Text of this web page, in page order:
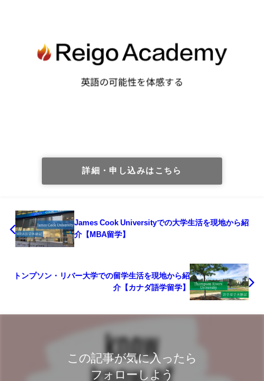
詳細・申し込みはこちら
James Cook Universityでの大学生活を現地から紹
介【MBA留学】
トンプソン・リバー大学での留学生活を現地から紹
介【カナダ語学留学】
この記事が気に入ったら
フォローしよう